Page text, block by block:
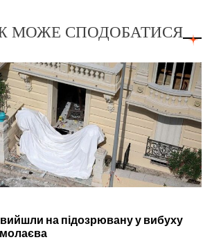
МОЖЕ СПОДОБАТИСЯ
на підозрювану у вибуху